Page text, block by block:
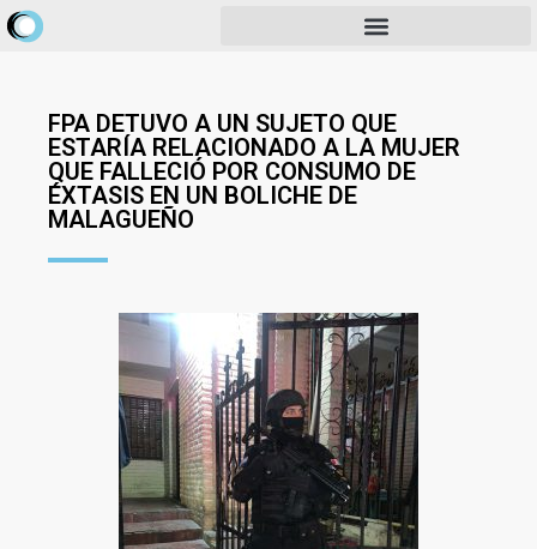
FPA DETUVO A UN SUJETO QUE
ESTARÍA RELACIONADO A LA MUJER
QUE FALLECIÓ POR CONSUMO DE
ÉXTASIS EN UN BOLICHE DE
MALAGUEÑO